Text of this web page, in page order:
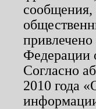
сообщения,
привлечено
Федерации
Согласно
2010 года